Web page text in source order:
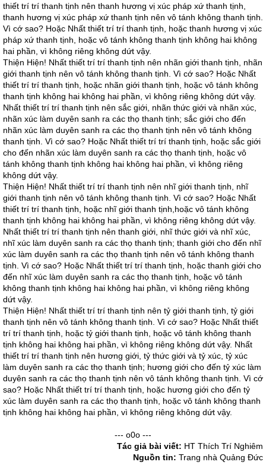
thiết trí trí thanh tịnh nên thanh hương vị xúc pháp xứ thanh tịnh,
thanh hương vị xúc pháp xứ thanh tịnh nên vô tánh không thanh tịnh.
Vì cớ sao? Hoặc Nhất thiết trí trí thanh tịnh, hoặc thanh hương vị xúc
pháp xứ thanh tịnh, hoặc vô tánh không thanh tịnh không hai không
hai phần, vì không riêng không dứt vậy.
Thiện Hiện! Nhất thiết trí trí thanh tịnh nên nhãn giới thanh tịnh, nhãn
giới thanh tịnh nên vô tánh không thanh tịnh. Vì cớ sao? Hoặc Nhất
thiết trí trí thanh tịnh, hoặc nhãn giới thanh tịnh, hoặc vô tánh không
thanh tịnh không hai không hai phần, vì không riêng không dứt vậy.
Nhất thiết trí trí thanh tịnh nên sắc giới, nhãn thức giới và nhãn xúc,
nhãn xúc làm duyên sanh ra các thọ thanh tịnh; sắc giới cho đến
nhãn xúc làm duyên sanh ra các thọ thanh tịnh nên vô tánh không
thanh tịnh. Vì cớ sao? Hoặc Nhất thiết trí trí thanh tịnh, hoặc sắc giới
cho đến nhãn xúc làm duyên sanh ra các thọ thanh tịnh, hoặc vô
tánh không thanh tịnh không hai không hai phần, vì không riêng
không dứt vậy.
Thiện Hiện! Nhất thiết trí trí thanh tịnh nên nhĩ giới thanh tịnh, nhĩ
giới thanh tịnh nên vô tánh không thanh tịnh. Vì cớ sao? Hoặc Nhất
thiết trí trí thanh tịnh, hoặc nhĩ giới thanh tịnh,hoặc vô tánh không
thanh tịnh không hai không hai phần, vì không riêng không dứt vậy.
Nhất thiết trí trí thanh tịnh nên thanh giới, nhĩ thức giới và nhĩ xúc,
nhĩ xúc làm duyên sanh ra các thọ thanh tịnh; thanh giới cho đến nhĩ
xúc làm duyên sanh ra các thọ thanh tịnh nên vô tánh không thanh
tịnh. Vì cớ sao? Hoặc Nhất thiết trí trí thanh tịnh, hoặc thanh giới cho
đến nhĩ xúc làm duyên sanh ra các thọ thanh tịnh, hoặc vô tánh
không thanh tịnh không hai không hai phần, vì không riêng không
dứt vậy.
Thiện Hiện! Nhất thiết trí trí thanh tịnh nên tỷ giới thanh tịnh, tỷ giới
thanh tịnh nên vô tánh không thanh tịnh. Vì cớ sao? Hoặc Nhất thiết
trí trí thanh tịnh, hoặc tỷ giới thanh tịnh, hoặc vô tánh không thanh
tịnh không hai không hai phần, vì không riêng không dứt vậy. Nhất
thiết trí trí thanh tịnh nên hương giới, tỷ thức giới và tỷ xúc, tỷ xúc
làm duyên sanh ra các thọ thanh tịnh; hương giới cho đến tỷ xúc làm
duyên sanh ra các thọ thanh tịnh nên vô tánh không thanh tịnh. Vì cớ
sao? Hoặc Nhất thiết trí trí thanh tịnh, hoặc hương giới cho đến tỷ
xúc làm duyên sanh ra các thọ thanh tịnh, hoặc vô tánh không thanh
tịnh không hai không hai phần, vì không riêng không dứt vậy.
--- o0o ---
Tác giả bài viết: HT Thích Trí Nghiêm
Nguồn tin: Trang nhà Quảng Đức